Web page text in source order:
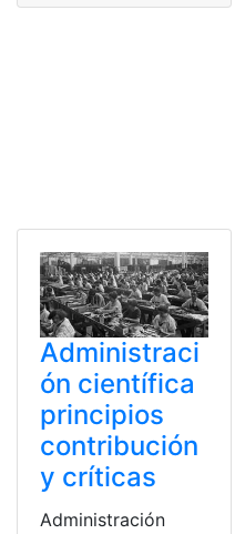
Administraci
ón científica
principios
contribución
y críticas
Administración